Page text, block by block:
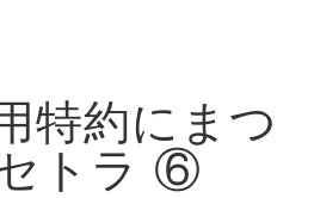
故外傷の教科書
へ
特約にまつ
トラ ⑥